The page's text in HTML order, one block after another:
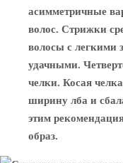
асимметричные
волос. Стрижки
волосы с легкими
удачными.
челки. Косая
ширину лба и
этим
образ.